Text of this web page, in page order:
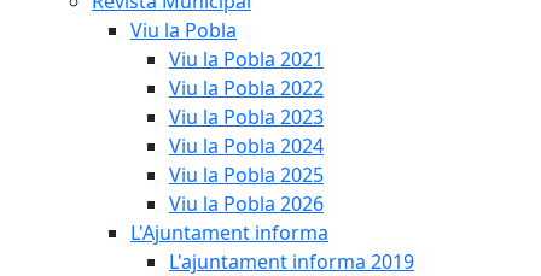
Viu la Pobla
Viu la Pobla 2021
Viu la Pobla 2022
Viu la Pobla 2023
Viu la Pobla 2024
Viu la Pobla 2025
Viu la Pobla 2026
L'Ajuntament informa
L'ajuntament informa 2019